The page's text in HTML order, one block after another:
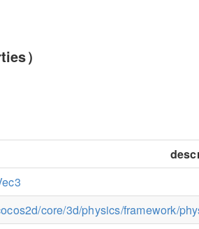
）
core/3d/physics/framework/